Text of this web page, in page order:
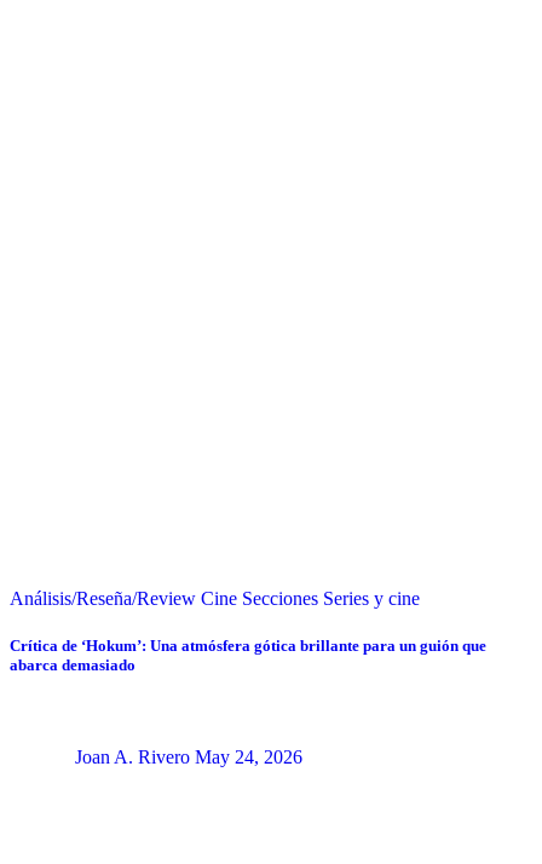
Análisis/Reseña/Review Cine Secciones Series y cine
Crítica de ‘Hokum’: Una atmósfera gótica brillante para un guión que
abarca demasiado
Joan A. Rivero May 24, 2026